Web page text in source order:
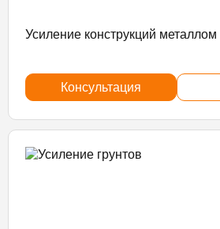
Усиление конструкций металлом
Консультация